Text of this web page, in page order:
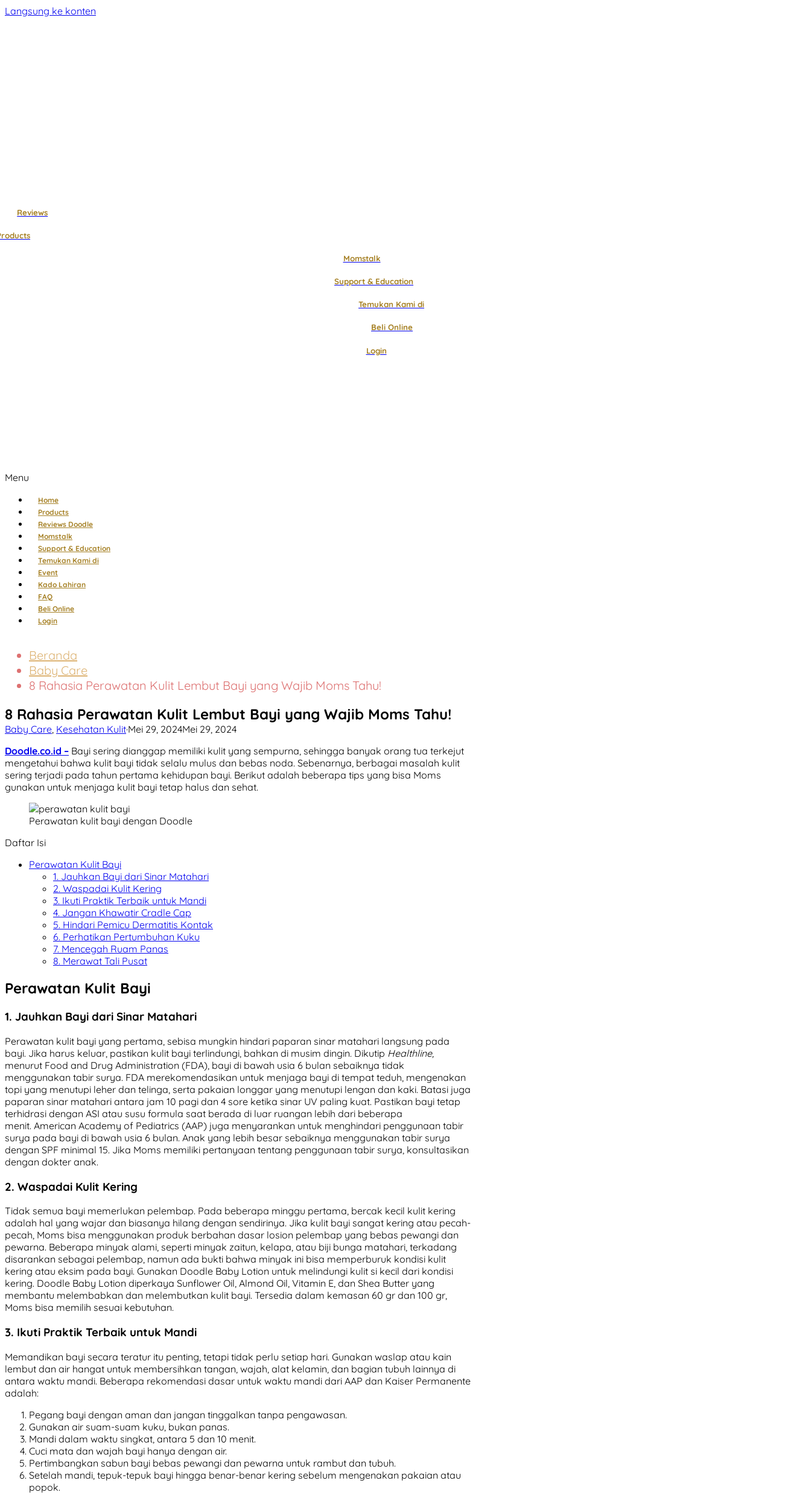
Langsung ke konten
Reviews
Momstalk
Support & Education
Temukan Kami di
Beli Online
Login
Menu
Home
Products
Reviews Doodle
Momstalk
Support & Education
Temukan Kami di
Event
Kado Lahiran
FAQ
Beli Online
Login
Beranda
Baby Care
8 Rahasia Perawatan Kulit Lembut Bayi yang Wajib Moms Tahu!
8 Rahasia Perawatan Kulit Lembut Bayi yang Wajib Moms Tahu!
Baby Care, Kesehatan Kulit·Mei 29, 2024Mei 29, 2024
Doodle.co.id – Bayi sering dianggap memiliki kulit yang sempurna, sehingga banyak orang tua terkejut
mengetahui bahwa kulit bayi tidak selalu mulus dan bebas noda. Sebenarnya, berbagai masalah kulit
sering terjadi pada tahun pertama kehidupan bayi. Berikut adalah beberapa tips yang bisa Moms
gunakan untuk menjaga kulit bayi tetap halus dan sehat.
Perawatan kulit bayi dengan Doodle
Daftar Isi
Perawatan Kulit Bayi
1. Jauhkan Bayi dari Sinar Matahari
2. Waspadai Kulit Kering
3. Ikuti Praktik Terbaik untuk Mandi
4. Jangan Khawatir Cradle Cap
5. Hindari Pemicu Dermatitis Kontak
6. Perhatikan Pertumbuhan Kuku
7. Mencegah Ruam Panas
8. Merawat Tali Pusat
Perawatan Kulit Bayi
1. Jauhkan Bayi dari Sinar Matahari
Perawatan kulit bayi yang pertama, sebisa mungkin hindari paparan sinar matahari langsung pada
bayi. Jika harus keluar, pastikan kulit bayi terlindungi, bahkan di musim dingin. Dikutip Healthline,
menurut Food and Drug Administration (FDA), bayi di bawah usia 6 bulan sebaiknya tidak
menggunakan tabir surya. FDA merekomendasikan untuk menjaga bayi di tempat teduh, mengenakan
topi yang menutupi leher dan telinga, serta pakaian longgar yang menutupi lengan dan kaki. Batasi juga
paparan sinar matahari antara jam 10 pagi dan 4 sore ketika sinar UV paling kuat. Pastikan bayi tetap
terhidrasi dengan ASI atau susu formula saat berada di luar ruangan lebih dari beberapa
menit. American Academy of Pediatrics (AAP) juga menyarankan untuk menghindari penggunaan tabir
surya pada bayi di bawah usia 6 bulan. Anak yang lebih besar sebaiknya menggunakan tabir surya
dengan SPF minimal 15. Jika Moms memiliki pertanyaan tentang penggunaan tabir surya, konsultasikan
dengan dokter anak.
2. Waspadai Kulit Kering
Tidak semua bayi memerlukan pelembap. Pada beberapa minggu pertama, bercak kecil kulit kering
adalah hal yang wajar dan biasanya hilang dengan sendirinya. Jika kulit bayi sangat kering atau pecah-
pecah, Moms bisa menggunakan produk berbahan dasar losion pelembap yang bebas pewangi dan
pewarna. Beberapa minyak alami, seperti minyak zaitun, kelapa, atau biji bunga matahari, terkadang
disarankan sebagai pelembap, namun ada bukti bahwa minyak ini bisa memperburuk kondisi kulit
kering atau eksim pada bayi. Gunakan Doodle Baby Lotion untuk melindungi kulit si kecil dari kondisi
kering. Doodle Baby Lotion diperkaya Sunflower Oil, Almond Oil, Vitamin E, dan Shea Butter yang
membantu melembabkan dan melembutkan kulit bayi. Tersedia dalam kemasan 60 gr dan 100 gr,
Moms bisa memilih sesuai kebutuhan.
3. Ikuti Praktik Terbaik untuk Mandi
Memandikan bayi secara teratur itu penting, tetapi tidak perlu setiap hari. Gunakan waslap atau kain
lembut dan air hangat untuk membersihkan tangan, wajah, alat kelamin, dan bagian tubuh lainnya di
antara waktu mandi. Beberapa rekomendasi dasar untuk waktu mandi dari AAP dan Kaiser Permanente
adalah:
Pegang bayi dengan aman dan jangan tinggalkan tanpa pengawasan.
Gunakan air suam-suam kuku, bukan panas.
Mandi dalam waktu singkat, antara 5 dan 10 menit.
Cuci mata dan wajah bayi hanya dengan air.
Pertimbangkan sabun bayi bebas pewangi dan pewarna untuk rambut dan tubuh.
Setelah mandi, tepuk-tepuk bayi hingga benar-benar kering sebelum mengenakan pakaian atau
popok.